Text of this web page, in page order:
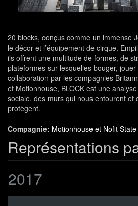
20 blocks, conçus comme un immense
le décor et l’équipement de cirque.
ils offrent une multitude de formes, de
plateformes sur lesquelles bouger,
collaboration par les compagnies
et Motionhouse, BLOCK est une
sociale, des murs qui nous entourent et
protègent.
Compagnie: Motionhouse et Nofit
Représentations
2017